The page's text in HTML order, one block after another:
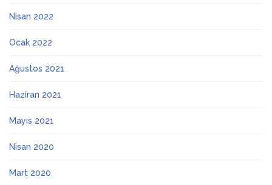
Nisan 2022
Ocak 2022
Ağustos 2021
Haziran 2021
Mayıs 2021
Nisan 2020
Mart 2020